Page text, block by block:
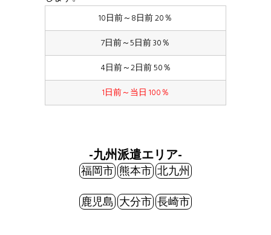
10日前～8日前 20％
7日前～5日前 30％
4日前～2日前 50％
1日前～当日 100％
-九州派遣エリア-
福岡市 熊本市 北九州
鹿児島 大分市 長崎市